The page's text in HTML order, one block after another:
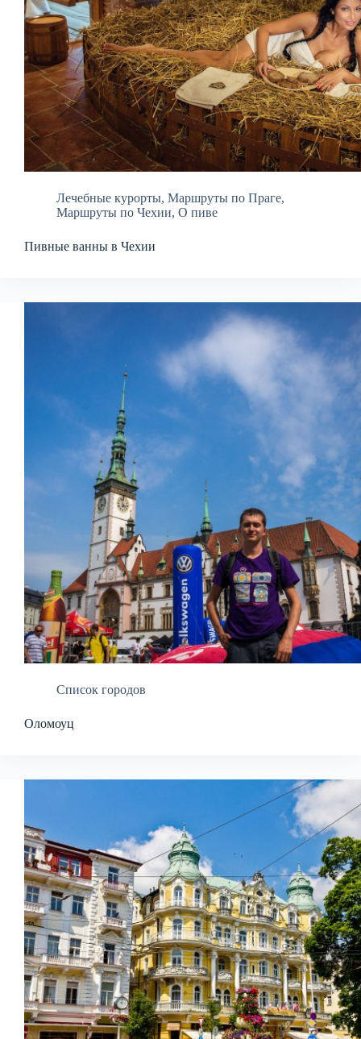
Лечебные курорты, Маршруты по Праге,
Маршруты по Чехии, О пиве
Пивные ванны в Чехии
Список городов
Оломоуц